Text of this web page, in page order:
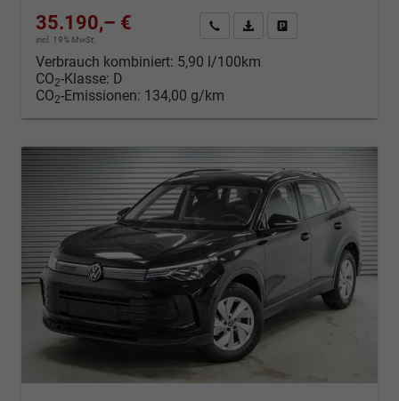
35.190,– €
incl. 19% MwSt.
Kontakt & Angebot anfordern
PDF-Datei, Fahrzeugexposé
Verbrauch kombiniert: 5,90 l/100km
CO2-Klasse: D
CO2-Emissionen: 134,00 g/km